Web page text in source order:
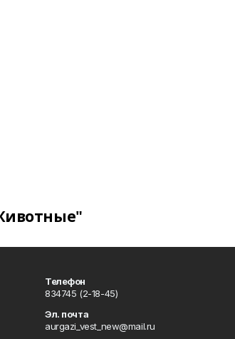
Телефон
834745 (2-18-45)
Эл. почта
aurgazi_vest_new@mail.ru